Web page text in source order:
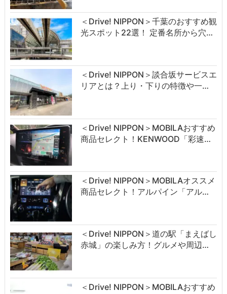
＜Drive! NIPPON＞千葉のおすすめ観
光スポット22選！ 定番名所から穴…
＜Drive! NIPPON＞談合坂サービスエ
リアとは？上り・下りの特徴や一…
＜Drive! NIPPON＞MOBILAおすすめ
商品セレクト！KENWOOD「彩速…
＜Drive! NIPPON＞MOBILAオススメ
商品セレクト！アルパイン「アル…
＜Drive! NIPPON＞道の駅「まえばし
赤城」の楽しみ方！グルメや周辺…
＜Drive! NIPPON＞MOBILAおすすめ